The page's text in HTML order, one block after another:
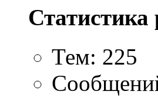
Статистика
Тем: 225